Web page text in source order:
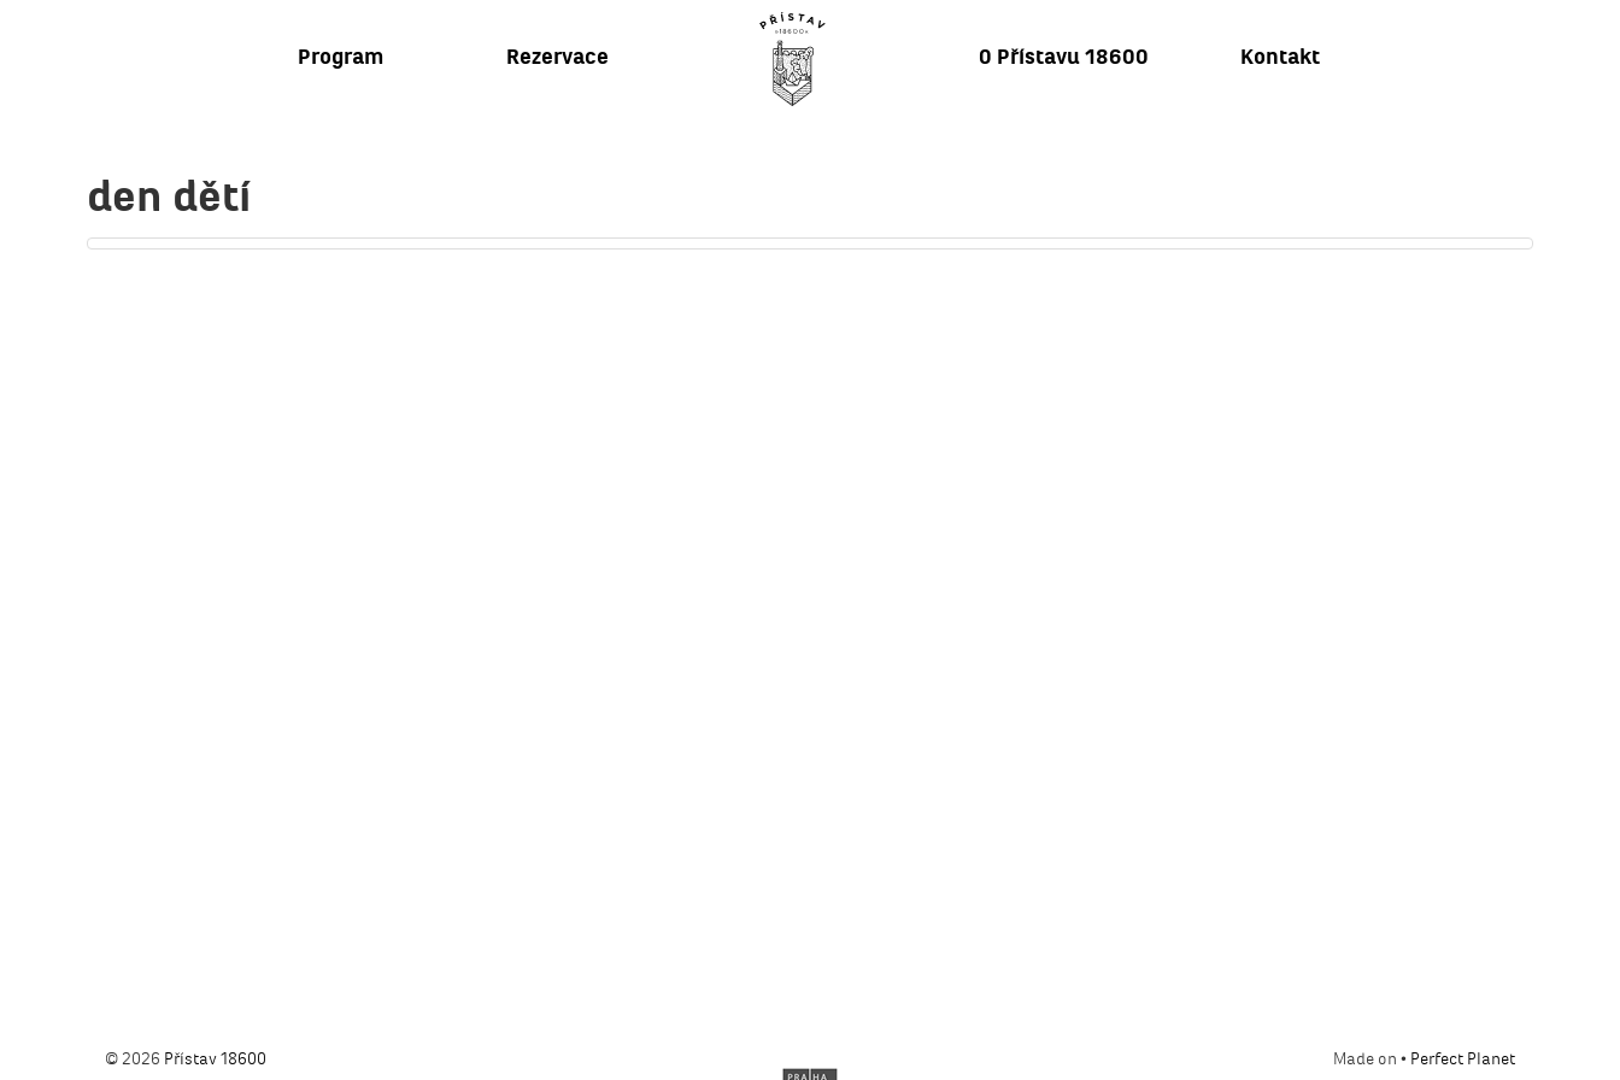
Program Rezervace O Přístavu 18600 Kontakt
den dětí
© 2026 Přístav 18600 Made on • Perfect Planet